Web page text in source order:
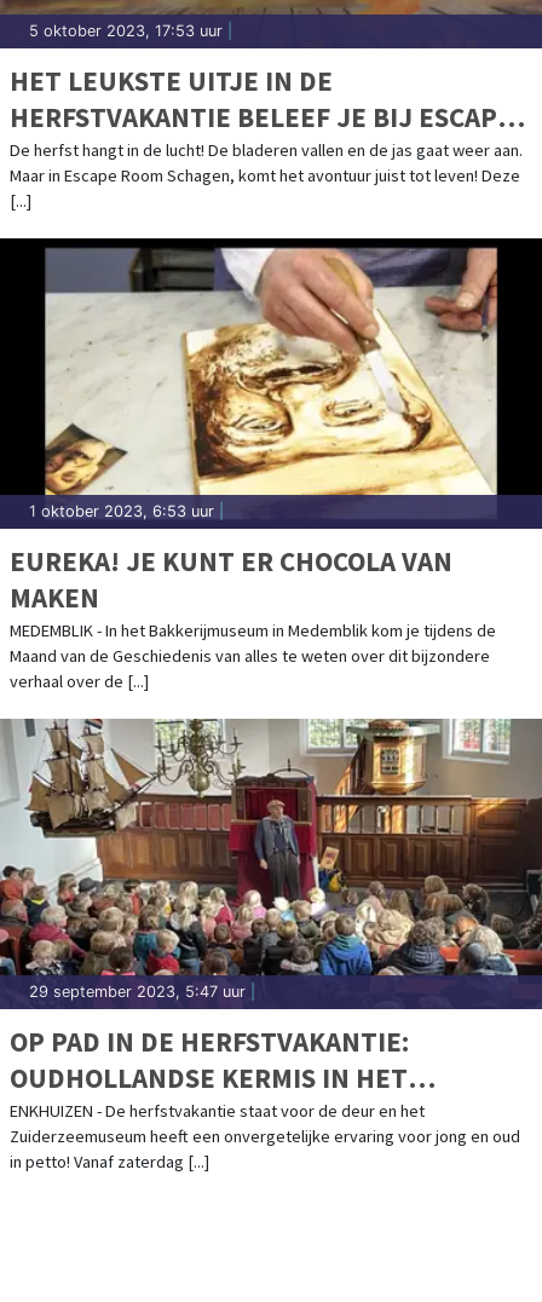
5 oktober 2023, 17:53 uur
HET LEUKSTE UITJE IN DE
HERFSTVAKANTIE BELEEF JE BIJ ESCAPE
ROOM SCHAGEN!
De herfst hangt in de lucht! De bladeren vallen en de jas gaat weer aan.
Maar in Escape Room Schagen, komt het avontuur juist tot leven! Deze
[...]
1 oktober 2023, 6:53 uur
EUREKA! JE KUNT ER CHOCOLA VAN
MAKEN
MEDEMBLIK - In het Bakkerijmuseum in Medemblik kom je tijdens de
Maand van de Geschiedenis van alles te weten over dit bijzondere
verhaal over de [...]
29 september 2023, 5:47 uur
OP PAD IN DE HERFSTVAKANTIE:
OUDHOLLANDSE KERMIS IN HET
ZUIDERZEEMUSEUM
ENKHUIZEN - De herfstvakantie staat voor de deur en het
Zuiderzeemuseum heeft een onvergetelijke ervaring voor jong en oud
in petto! Vanaf zaterdag [...]